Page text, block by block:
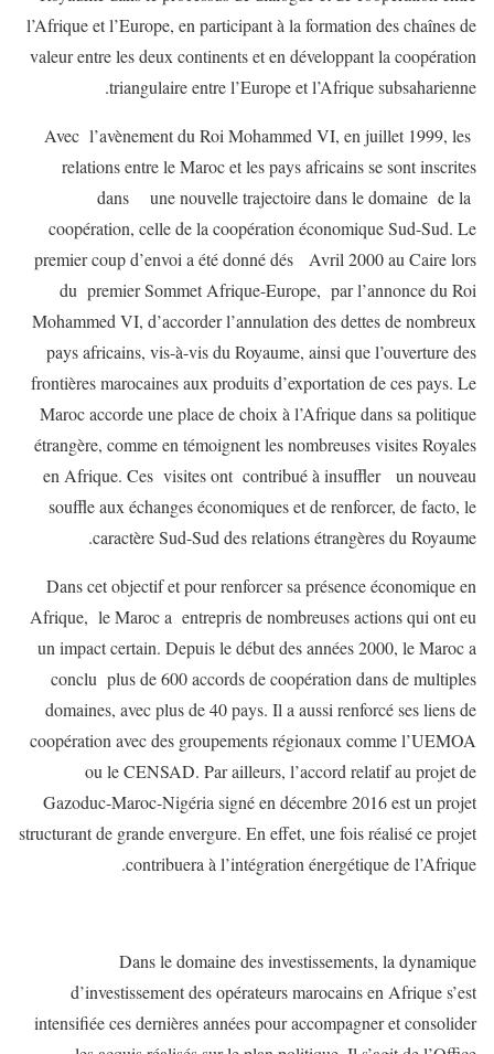
l’Afrique et l’Europe, en participant à la formation des chaînes de
valeur entre les deux continents et en développant la coopération
triangulaire entre l’Europe et l’Afrique subsaharienne.
Avec l’avènement du Roi Mohammed VI, en juillet 1999, les
relations entre le Maroc et les pays africains se sont inscrites
dans une nouvelle trajectoire dans le domaine de la
coopération, celle de la coopération économique Sud-Sud. Le
premier coup d’envoi a été donné dés Avril 2000 au Caire lors
du premier Sommet Afrique-Europe, par l’annonce du Roi
Mohammed VI, d’accorder l’annulation des dettes de nombreux
pays africains, vis-à-vis du Royaume, ainsi que l’ouverture des
frontières marocaines aux produits d’exportation de ces pays. Le
Maroc accorde une place de choix à l’Afrique dans sa politique
étrangère, comme en témoignent les nombreuses visites Royales
en Afrique. Ces visites ont contribué à insuffler un nouveau
souffle aux échanges économiques et de renforcer, de facto, le
caractère Sud-Sud des relations étrangères du Royaume.
Dans cet objectif et pour renforcer sa présence économique en
Afrique, le Maroc a entrepris de nombreuses actions qui ont eu
un impact certain. Depuis le début des années 2000, le Maroc a
conclu plus de 600 accords de coopération dans de multiples
domaines, avec plus de 40 pays. Il a aussi renforcé ses liens de
coopération avec des groupements régionaux comme l’UEMOA
ou le CENSAD. Par ailleurs, l’accord relatif au projet de
Gazoduc-Maroc-Nigéria signé en décembre 2016 est un projet
structurant de grande envergure. En effet, une fois réalisé ce projet
contribuera à l’intégration énergétique de l’Afrique.
Dans le domaine des investissements, la dynamique
d’investissement des opérateurs marocains en Afrique s’est
intensifiée ces dernières années pour accompagner et consolider